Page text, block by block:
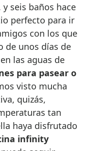
seis baños hace
perfecto para ir
con los que
de unos días de
las aguas de
para pasear o
visto mucha
quizás,
tan
haya disfrutado
infinity